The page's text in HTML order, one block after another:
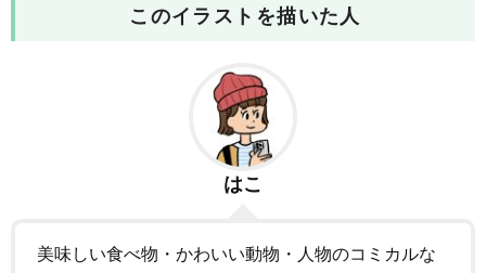
このイラストを描いた人
はこ
美味しい食べ物・かわいい動物・人物のコミカルな